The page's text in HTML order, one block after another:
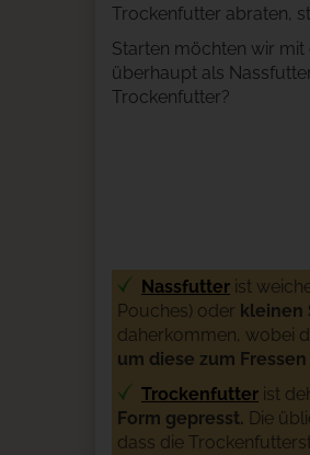
Trockenfutter abraten,
Starten möchten wir mit
überhaupt als
Trockenfutter?
Nassfutter ist
Pouches) oder kleinen
daherkommen, wobei
um diese zum Fressen
Trockenfutter ist
Form gepresst. Die
dass die